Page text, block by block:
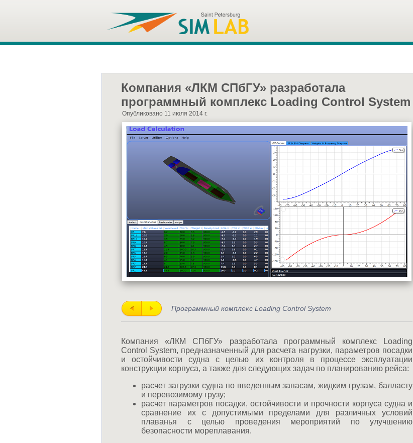
Компания «ЛКМ СПбГУ» разработала
программный комплекс Loading Control System
Опубликовано 11 июля 2014 г.
Программный комплекс Loading Control System
Компания «ЛКМ СПбГУ» разработала программный комплекс Loading
Control System, предназначенный для расчета нагрузки, параметров посадки
и остойчивости судна с целью их контроля в процессе эксплуатации
конструкции корпуса, а также для следующих задач по планированию рейса:
расчет загрузки судна по введенным запасам, жидким грузам, балласту
и перевозимому грузу;
расчет параметров посадки, остойчивости и прочности корпуса судна и
сравнение их с допустимыми пределами для различных условий
плаванья с целью проведения мероприятий по улучшению
безопасности мореплавания.